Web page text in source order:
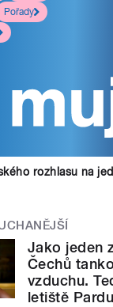
Pořady
rozhlasu na
Jako jeden
Čechů
vzduchu.
letiště